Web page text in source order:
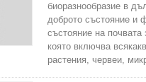
биоразнообразие в
доброто състояние и
състояние на почвата
която включва
растения, червеи,